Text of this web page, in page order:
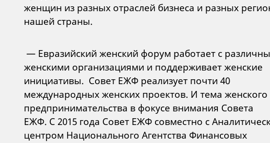
женщин из разных отраслей бизнеса и разных
нашей страны.
— Евразийский женский форум работает с
женскими организациями и поддерживает женские
инициативы. Совет ЕЖФ реализует почти 40
международных женских проектов. И тема женского
предпринимательства в фокусе внимания Совета
ЕЖФ. С 2015 года Совет ЕЖФ совместно с
центром Национального Агентства Финансовых